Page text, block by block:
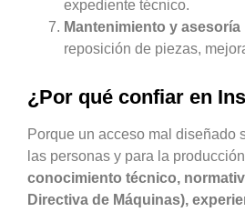
expediente técnico.
Mantenimiento y asesoría
reposición de piezas,
¿Por qué confiar en
Porque un acceso mal diseñado
las personas y para la
conocimiento técnico,
Directiva de Máquinas),